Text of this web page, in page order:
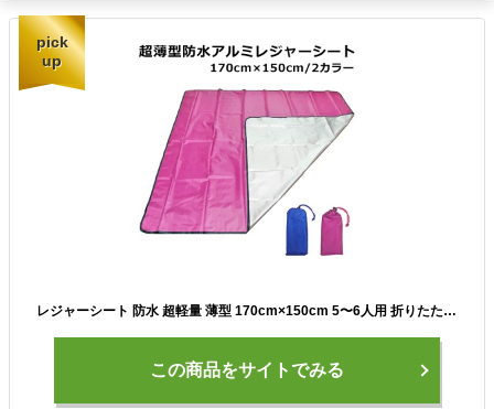
pick
up
レジャーシート 防水 超軽量 薄型 170cm×150cm 5〜6人用 折りたたみ アルミ シート コンパクト お花見 運動会 防災 レジャー キャンプ 遠足 y5
この商品をサイトでみる